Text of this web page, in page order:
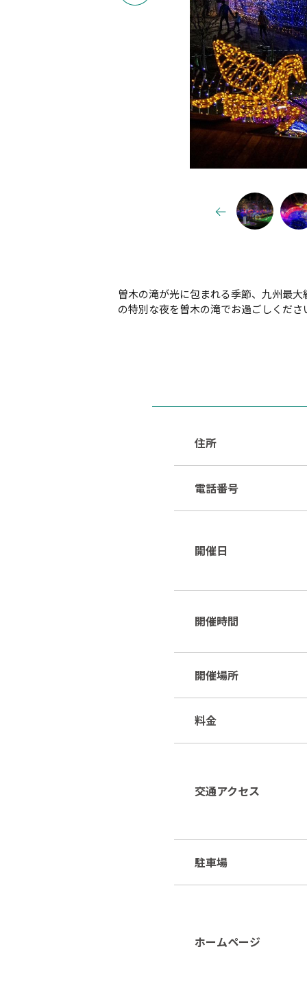
曽木の滝が光に包まれる季節、九州最
の特別な夜を曽木の滝でお過ごしくださ
住所
電話番号
開催日
開催時間
開催場所
料金
交通アクセス
駐車場
ホームページ